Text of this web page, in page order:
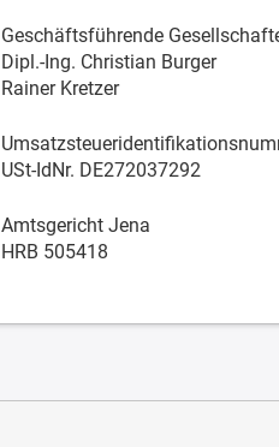
Geschäftsführende
Dipl.-Ing. Christian Burger
Rainer Kretzer
USt-IdNr. DE272037292
Amtsgericht Jena
HRB 505418